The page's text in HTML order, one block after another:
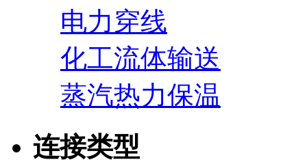
电力穿线
化工流体输送
蒸汽热力保温
连接类型